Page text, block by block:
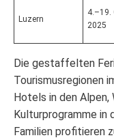
Luzern
4.–19.
2025
Die gestaffelten
Tourismusregionen
Hotels in den
Kulturprogramme in
Familien profitieren